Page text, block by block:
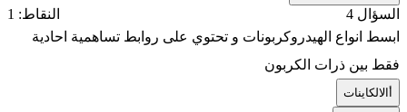
السؤال 4
النقاط: 1
ابسط انواع الهيدروكربونات و تحتوي على روابط تساهمية احادية
فقط بين ذرات الكربون
الالكاينات